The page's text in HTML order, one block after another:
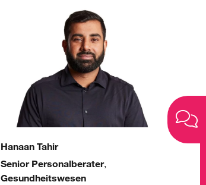
Hanaan Tahir
Senior Personalberater,
Gesundheitswesen